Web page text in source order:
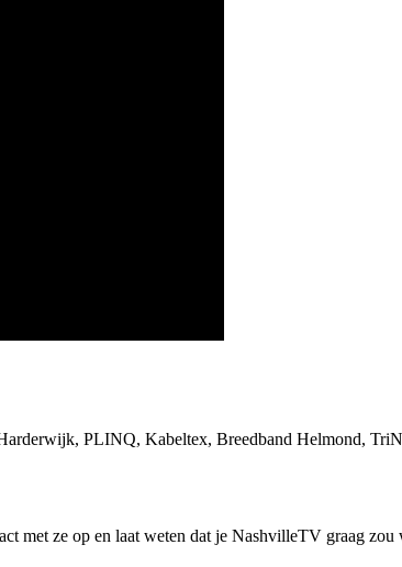
PLINQ, Kabeltex, Breedband Helmond,
met ze op en laat weten dat je NashvilleTV graag zou